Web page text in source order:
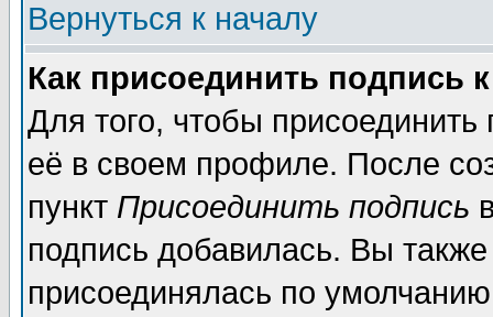
Вернуться к началу
Как присоединить подпись
Для того, чтобы
её в своем профиле. После
пункт Присоединить подпись
подпись добавилась. Вы
присоединялась по